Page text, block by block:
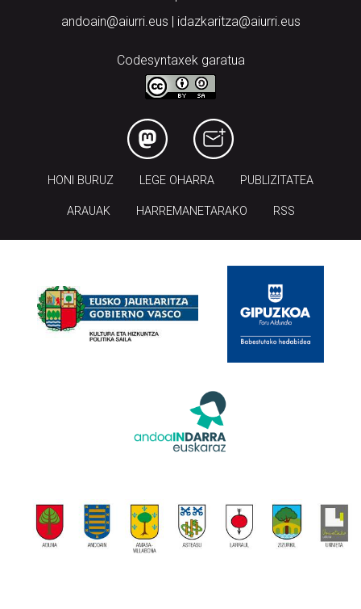
andoain@aiurri.eus | idazkaritza@aiurri.eus
Codesyntaxek garatua
HONI BURUZ LEGE OHARRA PUBLIZITATEA
ARAUAK HARREMANETARAKO RSS